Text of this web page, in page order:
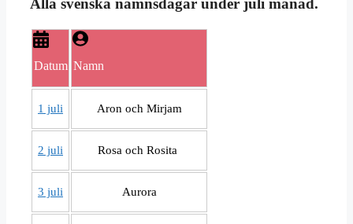
Alla svenska namnsdagar under juli månad.
Datum Namn
1 juli Aron och Mirjam
2 juli Rosa och Rosita
3 juli Aurora